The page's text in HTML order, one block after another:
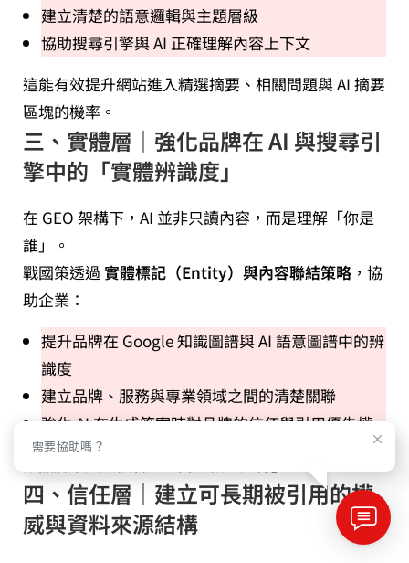
建立清楚的語意邏輯與主題層級
協助搜尋引擎與 AI 正確理解內容上下文
這能有效提升網站進入精選摘要、相關問題與 AI 摘要
區塊的機率。
三、實體層｜強化品牌在 AI 與搜尋引
擎中的「實體辨識度」
在 GEO 架構下，AI 並非只讀內容，而是理解「你是
誰」。
戰國策透過 實體標記（Entity）與內容聯結策略 ，協
助企業：
提升品牌在 Google 知識圖譜與 AI 語意圖譜中的辨
識度
建立品牌、服務與專業領域之間的清楚關聯
強化 AI 在生成答案時對品牌的信任與引用優先權
四、信任層｜建立可長期被引用的權
威與資料來源結構
需要協助嗎？